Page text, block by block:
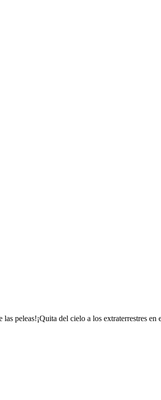
peleas!¡Quita del cielo a los extraterrestres